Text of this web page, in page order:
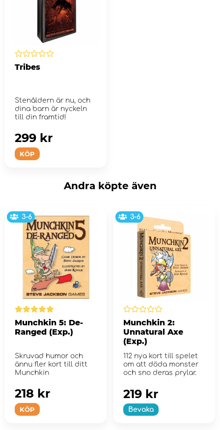
Tribes
Stenåldern är nu, och
dina barn är nyckeln
till din framtid!
KÖP
299 kr
Andra köpte även
3-6
Munchkin 5: De-
Ranged (Exp.)
Skruvad humor och
ännu fler kort till ditt
Munchkin
KÖP
218 kr
3-6
Munchkin 2:
Unnatural Axe
(Exp.)
112 nya kort till spelet
om att döda monster
och sno deras prylar.
Bevaka
219 kr